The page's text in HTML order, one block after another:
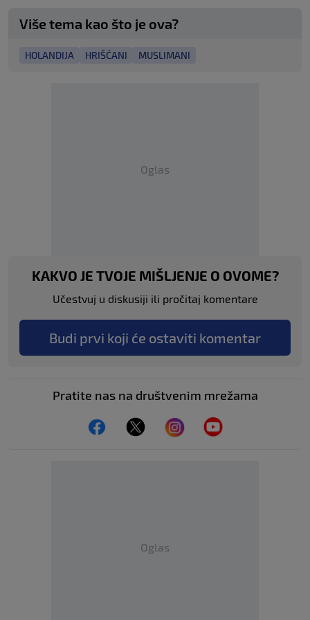
Više tema kao što je ova?
HOLANDIJA HRIŠĆANI MUSLIMANI
Oglas
KAKVO JE TVOJE MIŠLJENJE O OVOME?
Učestvuj u diskusiji ili pročitaj komentare
Budi prvi koji će ostaviti komentar
Pratite nas na društvenim mrežama
Oglas